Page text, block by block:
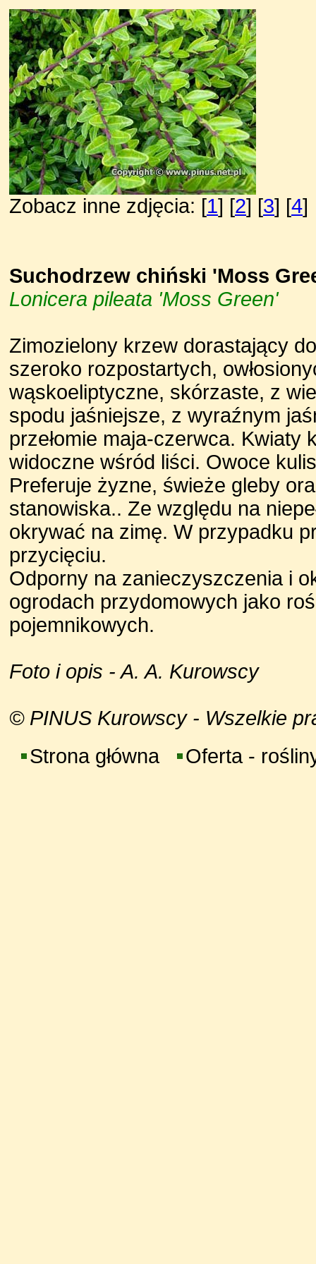
Zobacz inne zdjęcia: [1] [2] [3] [4]
Suchodrzew chiński 'Moss
Lonicera pileata 'Moss Green'
Zimozielony krzew dorastający
szeroko rozpostartych,
wąskoeliptyczne, skórzaste, z
spodu jaśniejsze, z wyraźnym
przełomie maja-czerwca. Kwiaty
widoczne wśród liści. Owoce
Preferuje żyzne, świeże gleby
stanowiska.. Ze względu na
okrywać na zimę. W przypadku
przycięciu.
Odporny na zanieczyszczenia i
ogrodach przydomowych jako
pojemnikowych.
Foto i opis - A. A. Kurowscy
© PINUS Kurowscy - Wszelkie
Strona główna
Oferta -